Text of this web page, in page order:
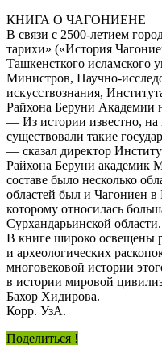
КНИГА О ЧАГОНИЕНЕ
В связи с 2500-летием
тарихи» («История
Ташкенсткого исламского
Министров, Научно-
искусствознания,
Райхона Беруни Академии
— Из истории известно, на
существовали такие
— сказал директор
Райхона Беруни академик
составе было несколько
областей был и Чагониен в
которому относилась
Сурхандарьинской области.
В книге широко освещены
и археологических
многовековой истории
в истории мировой
Бахор Хидирова.
Корр. УзА.
Поделиться !